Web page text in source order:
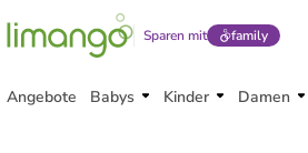
Sparen mit family
Angebote Babys Kinder Damen